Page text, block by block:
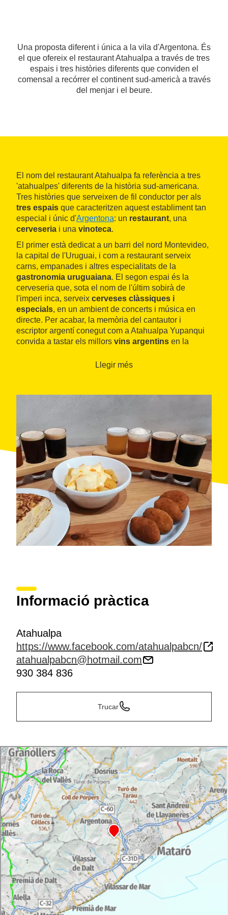
Una proposta diferent i única a la vila d'Argentona. És
el que ofereix el restaurant Atahualpa a través de tres
espais i tres històries diferents que conviden el
comensal a recórrer el continent sud-americà a través
del menjar i el beure.
El nom del restaurant Atahualpa fa referència a tres
'atahualpes' diferents de la història sud-americana.
Tres històries que serveixen de fil conductor per als
tres espais que caracteritzen aquest establiment tan
especial i únic d'Argentona: un restaurant, una
cerveseria i una vinoteca.
El primer està dedicat a un barri del nord Montevideo,
la capital de l'Uruguai, i com a restaurant serveix
carns, empanades i altres especialitats de la
gastronomia uruguaiana. El segon espai és la
cerveseria que, sota el nom de l'últim sobirà de
l'imperi inca, serveix cerveses clàssiques i
especials, en un ambient de concerts i música en
directe. Per acabar, la memòria del cantautor i
escriptor argentí conegut com a Atahualpa Yupanqui
convida a tastar els millors vins argentins en la
Llegir més
Informació pràctica
Atahualpa
https://www.facebook.com/atahualpabcn/
atahualpabcn@hotmail.com
930 384 836
Trucar